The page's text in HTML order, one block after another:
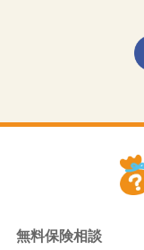
無料保険相談